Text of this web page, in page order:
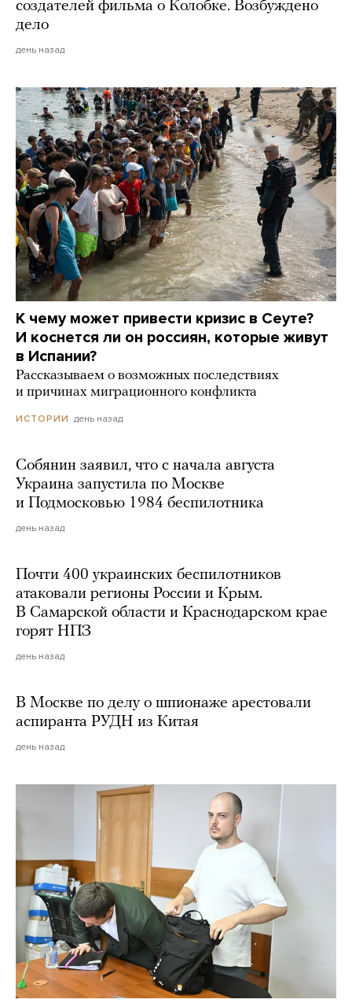
создателей фильма о Колобке. Возбуждено
дело
день назад
К чему может привести кризис в Сеуте?
И коснется ли он россиян, которые живут
в Испании?
Рассказываем о возможных последствиях
и причинах миграционного конфликта
ИСТОРИИ день назад
Собянин заявил, что с начала августа
Украина запустила по Москве
и Подмосковью 1984 беспилотника
день назад
Почти 400 украинских беспилотников
атаковали регионы России и Крым.
В Самарской области и Краснодарском крае
горят НПЗ
день назад
В Москве по делу о шпионаже арестовали
аспиранта РУДН из Китая
день назад